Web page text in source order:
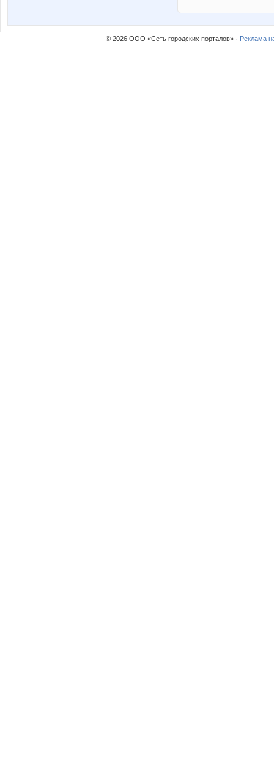
© 2026 ООО «Сеть городских порталов» · Реклама